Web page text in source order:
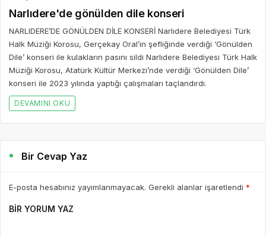
Narlıdere'de gönülden dile konseri
NARLIDERE’DE GÖNÜLDEN DİLE KONSERİ Narlıdere Belediyesi Türk
Halk Müziği Korosu, Gerçekay Oral’ın şefliğinde verdiği ‘Gönülden
Dile’ konseri ile kulakların pasını sildi Narlıdere Belediyesi Türk Halk
Müziği Korosu, Atatürk Kültür Merkezi’nde verdiği ‘Gönülden Dile’
konseri ile 2023 yılında yaptığı çalışmaları taçlandırdı.
DEVAMINI OKU
Bir Cevap Yaz
E-posta hesabınız yayımlanmayacak. Gerekli alanlar işaretlendi *
BIR YORUM YAZ